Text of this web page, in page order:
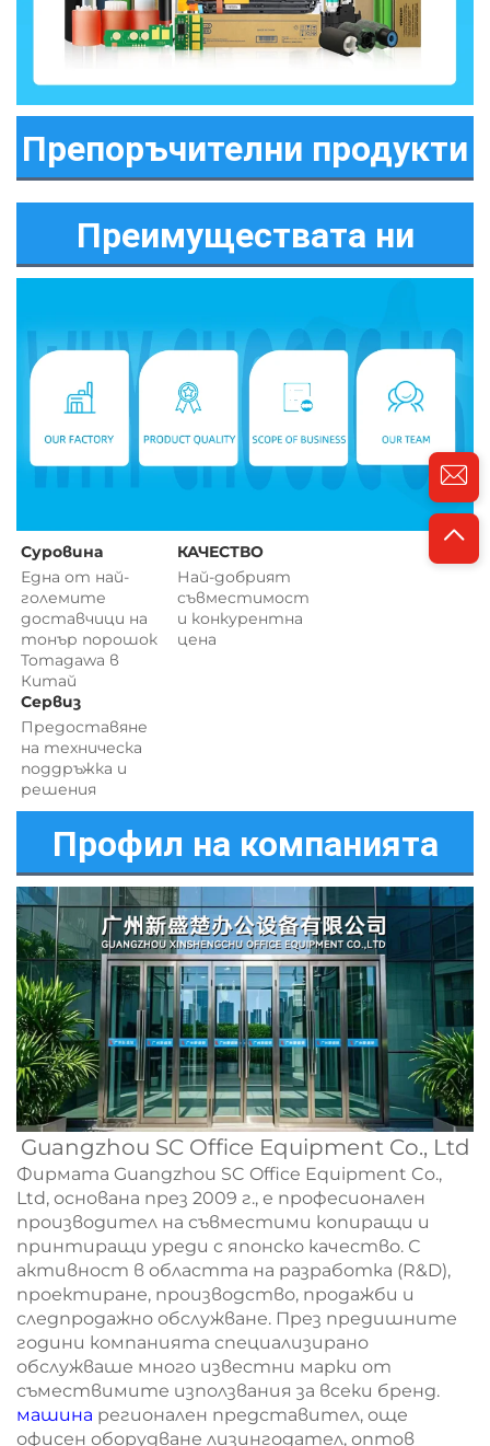
Препоръчителни продукти
Преимуществата ни
Суровина
Една от най-
големите
доставчици на
тонър порошок
Tomagawa в
Китай
КАЧЕСТВО
Най-добрият
съвместимост
и конкурентна
цена
Сервиз
Предоставяне
на техническа
поддръжка и
решения
Профил на компанията
Guangzhou SC Office Equipment Co., Ltd
Фирмата Guangzhou SC Office Equipment Co.,
Ltd, основана през 2009 г., е професионален
производител на съвместими копиращи и
принтиращи уреди с японско качество. С
активност в областта на разработка (R&D),
проектиране, производство, продажби и
следпродажно обслужване. През предишните
години компанията специализирано
обслужваше много известни марки от
съмествимите използвания за всеки бренд.
машина регионален представител, още
офисен оборудване лизингодател, оптов